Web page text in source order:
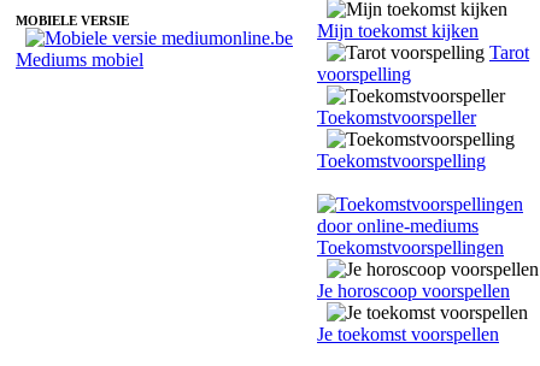
MOBIELE VERSIE
Mediums mobiel
Mijn toekomst kijken
Tarot
voorspelling
Toekomstvoorspeller
Toekomstvoorspelling
Toekomstvoorspellingen
Je horoscoop voorspellen
Je toekomst voorspellen